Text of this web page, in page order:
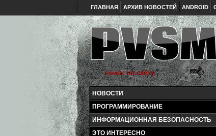
ГЛАВНАЯ АРХИВ НОВОСТЕЙ ANDROID
НОВОСТИ
ПРОГРАММИРОВАНИЕ
ИНФОРМАЦИОННАЯ БЕЗОПАСНОСТЬ
ЭТО ИНТЕРЕСНО